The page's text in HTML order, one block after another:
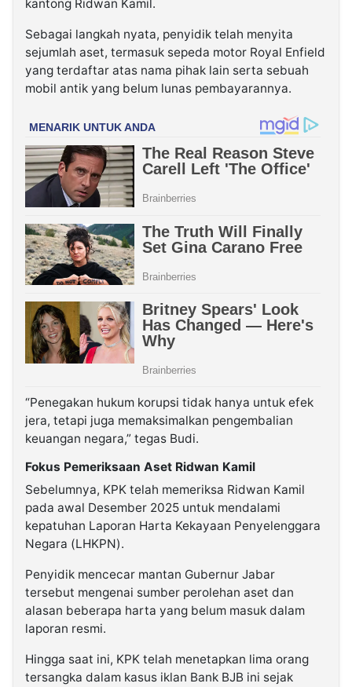
kantong Ridwan Kamil.
Sebagai langkah nyata, penyidik telah menyita
sejumlah aset, termasuk sepeda motor Royal Enfield
yang terdaftar atas nama pihak lain serta sebuah
mobil antik yang belum lunas pembayarannya.
“Penegakan hukum korupsi tidak hanya untuk efek
jera, tetapi juga memaksimalkan pengembalian
keuangan negara,” tegas Budi.
Fokus Pemeriksaan Aset Ridwan Kamil
Sebelumnya, KPK telah memeriksa Ridwan Kamil
pada awal Desember 2025 untuk mendalami
kepatuhan Laporan Harta Kekayaan Penyelenggara
Negara (LHKPN).
Penyidik mencecar mantan Gubernur Jabar
tersebut mengenai sumber perolehan aset dan
alasan beberapa harta yang belum masuk dalam
laporan resmi.
Hingga saat ini, KPK telah menetapkan lima orang
tersangka dalam kasus iklan Bank BJB ini sejak